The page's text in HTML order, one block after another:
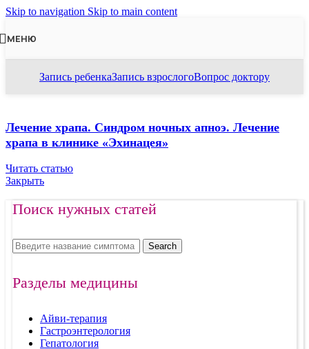
Skip to navigation Skip to main content
МЕНЮ
Запись ребенкаЗапись взрослогоВопрос доктору
Лечение храпа. Синдром ночных апноэ. Лечение
храпа в клинике «Эхинацея»
Читать статью
Закрыть
Поиск нужных статей
Search
Разделы медицины
Айви-терапия
Гастроэнтерология
Гепатология